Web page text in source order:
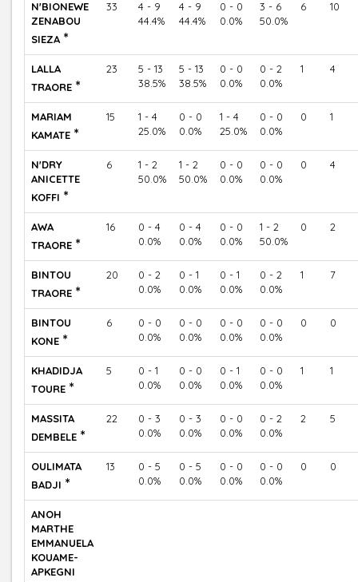
N'BIONEWE
ZENABOU
SIEZA *
33
4 - 9
44.4%
4 - 9
44.4%
0 - 0
0.0%
3 - 6
50.0%
6 10
LALLA
TRAORE *
23
5 - 13
38.5%
5 - 13
38.5%
0 - 0
0.0%
0 - 2
0.0%
1 4
MARIAM
KAMATE *
15
1 - 4
25.0%
0 - 0
0.0%
1 - 4
25.0%
0 - 0
0.0%
0 1
N'DRY
ANICETTE
KOFFI *
6
1 - 2
50.0%
1 - 2
50.0%
0 - 0
0.0%
0 - 0
0.0%
0 4
AWA
TRAORE *
16
0 - 4
0.0%
0 - 4
0.0%
0 - 0
0.0%
1 - 2
50.0%
0 2
BINTOU
TRAORE *
20
0 - 2
0.0%
0 - 1
0.0%
0 - 1
0.0%
0 - 2
0.0%
1 7
BINTOU
KONE *
6
0 - 0
0.0%
0 - 0
0.0%
0 - 0
0.0%
0 - 0
0.0%
0 0
KHADIDJA
TOURE *
5
0 - 1
0.0%
0 - 0
0.0%
0 - 1
0.0%
0 - 0
0.0%
1 1
MASSITA
DEMBELE *
22
0 - 3
0.0%
0 - 3
0.0%
0 - 0
0.0%
0 - 2
0.0%
2 5
OULIMATA
BADJI *
13
0 - 5
0.0%
0 - 5
0.0%
0 - 0
0.0%
0 - 0
0.0%
0 0
ANOH
MARTHE
EMMANUELA
KOUAME-
APKEGNI